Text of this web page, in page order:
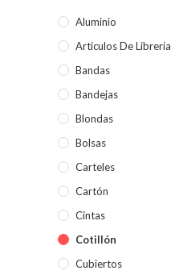
Aluminio
Articulos De Libreria
Bandas
Bandejas
Blondas
Bolsas
Carteles
Cartón
Cintas
Cotillón
Cubiertos